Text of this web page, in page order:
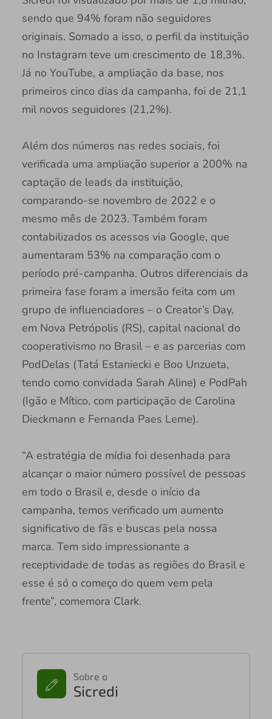
sendo que 94% foram não seguidores
originais. Somado a isso, o perfil da instituição
no Instagram teve um crescimento de 18,3%.
Já no YouTube, a ampliação da base, nos
primeiros cinco dias da campanha, foi de 21,1
mil novos seguidores (21,2%).
Além dos números nas redes sociais, foi
verificada uma ampliação superior a 200% na
captação de leads da instituição,
comparando-se novembro de 2022 e o
mesmo mês de 2023. Também foram
contabilizados os acessos via Google, que
aumentaram 53% na comparação com o
período pré-campanha. Outros diferenciais da
primeira fase foram a imersão feita com um
grupo de influenciadores – o Creator’s Day,
em Nova Petrópolis (RS), capital nacional do
cooperativismo no Brasil – e as parcerias com
PodDelas (Tatá Estaniecki e Boo Unzueta,
tendo como convidada Sarah Aline) e PodPah
(Igão e Mítico, com participação de Carolina
Dieckmann e Fernanda Paes Leme).
“A estratégia de mídia foi desenhada para
alcançar o maior número possível de pessoas
em todo o Brasil e, desde o início da
campanha, temos verificado um aumento
significativo de fãs e buscas pela nossa
marca. Tem sido impressionante a
receptividade de todas as regiões do Brasil e
esse é só o começo do quem vem pela
frente”, comemora Clark.
Sobre o
Sicredi